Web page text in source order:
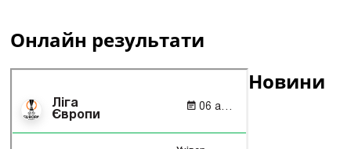
Онлайн результати
Новини